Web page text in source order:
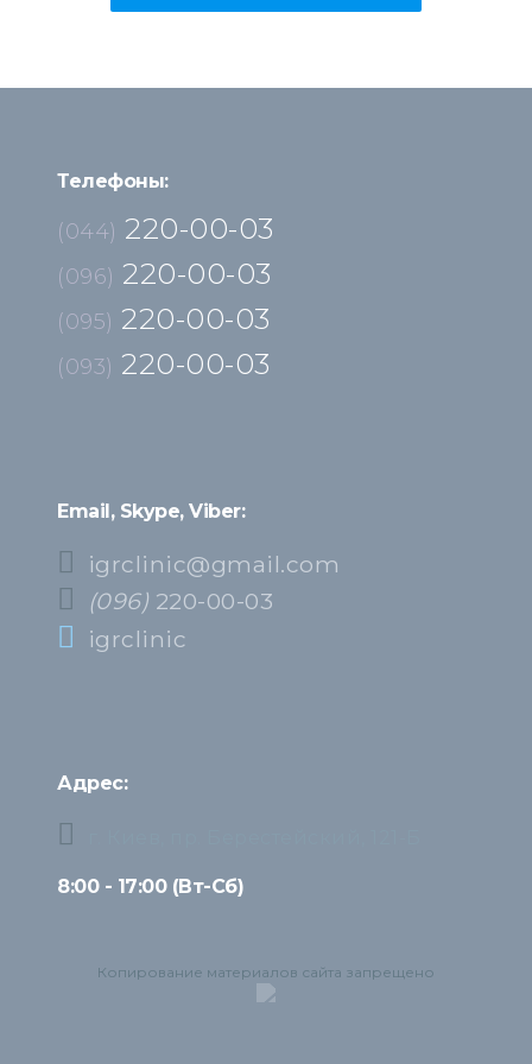
Телефоны:
(044) 220-00-03
(096) 220-00-03
(095) 220-00-03
(093) 220-00-03
Email, Skype, Viber:
igrclinic@gmail.com
(096) 220-00-03
igrclinic
Адрес:
8:00 - 17:00 (Вт-Сб)
Копирование материалов сайта запрещено